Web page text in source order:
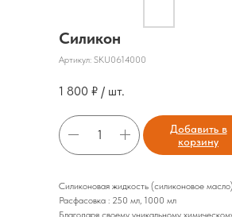
Силикон
Артикул: SKU0614000
1 800 ₽ / шт.
Добавить в
корзину
Cиликоновая жидкость (силиконовое масло)
Расфасовка : 250 мл, 1000 мл
Благодаря своему уникальному